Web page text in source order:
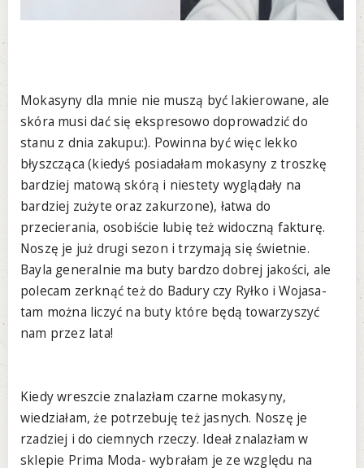
Mokasyny dla mnie nie muszą być lakierowane, ale
skóra musi dać się ekspresowo doprowadzić do
stanu z dnia zakupu:). Powinna być więc lekko
błyszcząca (kiedyś posiadałam mokasyny z troszkę
bardziej matową skórą i niestety wyglądały na
bardziej zużyte oraz zakurzone), łatwa do
przecierania, osobiście lubię też widoczną fakturę.
Noszę je już drugi sezon i trzymają się świetnie.
Bayla generalnie ma buty bardzo dobrej jakości, ale
polecam zerknąć też do Badury czy Ryłko i Wojasa-
tam można liczyć na buty które będą towarzyszyć
nam przez lata!
Kiedy wreszcie znalazłam czarne mokasyny,
wiedziałam, że potrzebuję też jasnych. Noszę je
rzadziej i do ciemnych rzeczy. Ideał znalazłam w
sklepie Prima Moda- wybrałam je ze względu na